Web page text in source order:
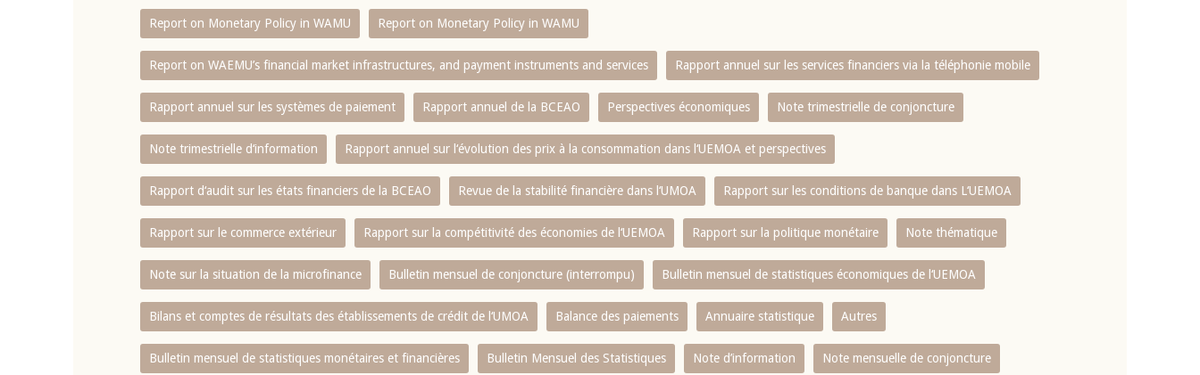
Report on Monetary Policy in WAMU Report on Monetary Policy in WAMU
Report on WAEMU’s financial market infrastructures, and payment instruments and services Rapport annuel sur les services financiers via la téléphonie mobile
Rapport annuel sur les systèmes de paiement Rapport annuel de la BCEAO Perspectives économiques Note trimestrielle de conjoncture
Note trimestrielle d‘information Rapport annuel sur l‘évolution des prix à la consommation dans l‘UEMOA et perspectives
Rapport d‘audit sur les états financiers de la BCEAO Revue de la stabilité financière dans l‘UMOA Rapport sur les conditions de banque dans L‘UEMOA
Rapport sur le commerce extérieur Rapport sur la compétitivité des économies de l‘UEMOA Rapport sur la politique monétaire Note thématique
Note sur la situation de la microfinance Bulletin mensuel de conjoncture (interrompu) Bulletin mensuel de statistiques économiques de l‘UEMOA
Bilans et comptes de résultats des établissements de crédit de l‘UMOA Balance des paiements Annuaire statistique Autres
Bulletin mensuel de statistiques monétaires et financières Bulletin Mensuel des Statistiques Note d’information Note mensuelle de conjoncture